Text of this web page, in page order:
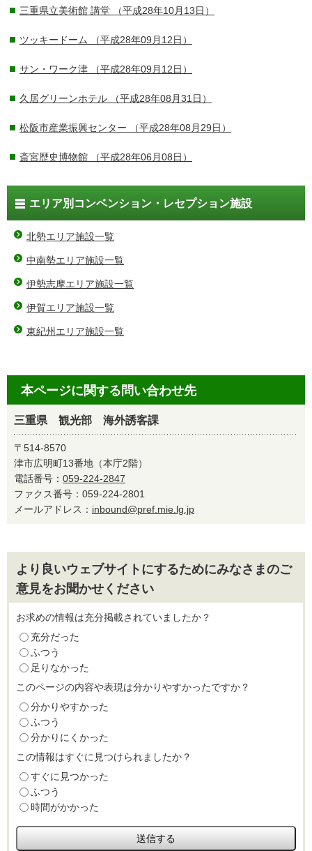
三重県立美術館 講堂 （平成28年10月13日）
ツッキードーム （平成28年09月12日）
サン・ワーク津 （平成28年09月12日）
久居グリーンホテル （平成28年08月31日）
松阪市産業振興センター （平成28年08月29日）
斎宮歴史博物館 （平成28年06月08日）
エリア別コンベンション・レセプション施設
北勢エリア施設一覧
中南勢エリア施設一覧
伊勢志摩エリア施設一覧
伊賀エリア施設一覧
東紀州エリア施設一覧
本ページに関する問い合わせ先
三重県 観光部 海外誘客課
〒514-8570
津市広明町13番地（本庁2階）
電話番号： 059-224-2847
ファクス番号：059-224-2801
メールアドレス： inbound@pref.mie.lg.jp
より良いウェブサイトにするためにみなさまのご
意見をお聞かせください
お求めの情報は充分掲載されていましたか？
充分だった
ふつう
足りなかった
このページの内容や表現は分かりやすかったですか？
分かりやすかった
ふつう
分かりにくかった
この情報はすぐに見つけられましたか？
すぐに見つかった
ふつう
時間がかかった